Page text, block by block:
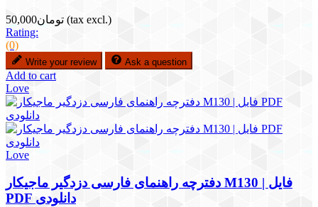
تومان50,000 (tax excl.)
Rating:
(0)
Write your review Ask a question
Add to cart
Love
Love
دفترچه راهنمای فارسی دزدگیر ماجیکار M130 | فایل
PDF دانلودی